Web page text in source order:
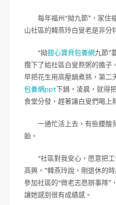
每年福州“拗九節”，家住
山社區的韓燕玲白叟老是非分
“拗甜心寶貝包養網九節”
攬下了給社區白叟熬粥的擔子
早把花生用高壓鍋煮熟，第二
包養網ppt下鍋。凌晨，就得
食堂分發，趕著讓白叟們喝上
一通忙活上去，有些腰酸
飴。
“社區對我安心，愿意把
高興。”韓燕玲說，剛退休的
參加社區的“微老志愿辦事隊”
讓她感到很有成績感。